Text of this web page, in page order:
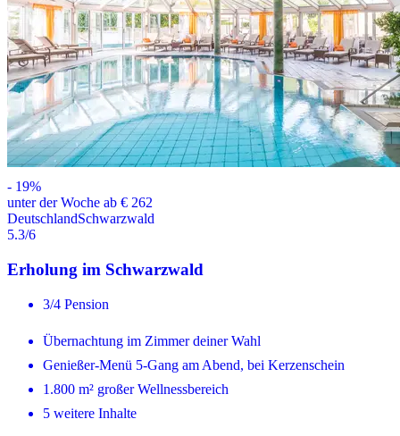
- 19%
unter der Woche ab € 262
DeutschlandSchwarzwald
5.3/6
Erholung im Schwarzwald
3/4 Pension
Übernachtung im Zimmer deiner Wahl
Genießer-Menü 5-Gang am Abend, bei Kerzenschein
1.800 m² großer Wellnessbereich
5 weitere Inhalte